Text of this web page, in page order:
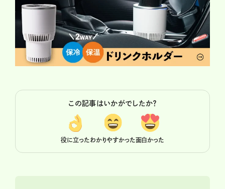
この記事はいかがでしたか？
役に立ったわかりやすかった面白かった